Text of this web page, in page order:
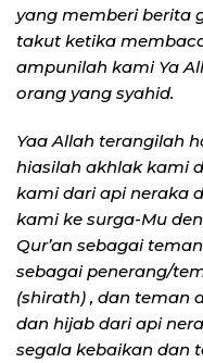
yang memberi berita
takut ketika
ampunilah kami Ya
orang yang syahid.
Yaa Allah terangilah
hiasilah akhlak kami
kami dari api neraka
kami ke surga-Mu
Qur’an sebagai
sebagai penerang/
(shirath) , dan teman
dan hijab dari api
segala kebaikan dan